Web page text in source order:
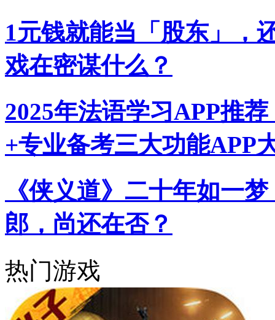
1元钱就能当「股东」，
戏在密谋什么？
2025年法语学习APP推
+专业备考三大功能APP
《侠义道》二十年如一
郎，尚还在否？
热门游戏